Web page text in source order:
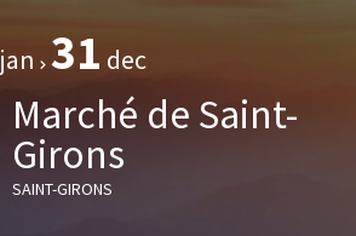
jan 31 dec
Marché de Saint-
Girons
SAINT-GIRONS